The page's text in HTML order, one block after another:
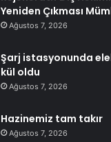
Yeniden Çıkması
Ağustos 7, 2026
Şarj istasyonunda
kül oldu
Ağustos 7, 2026
Hazinemiz tam takır
Ağustos 7, 2026